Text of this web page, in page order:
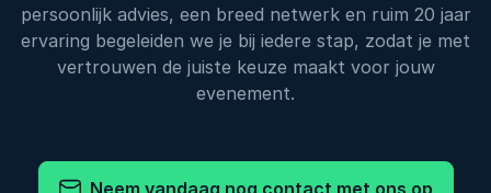
persoonlijk advies, een breed netwerk en ruim 20 jaar
ervaring begeleiden we je bij iedere stap, zodat je met
vertrouwen de juiste keuze maakt voor jouw
evenement.
Neem vandaag nog contact met ons op